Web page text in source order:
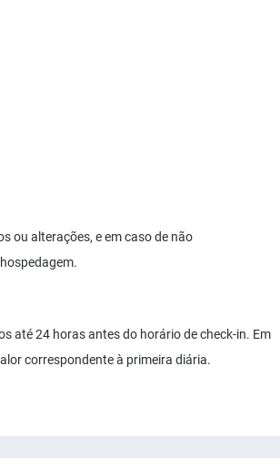
ou alterações, e em caso de não
até 24 horas antes do horário de check-in. Em
correspondente à primeira diária.